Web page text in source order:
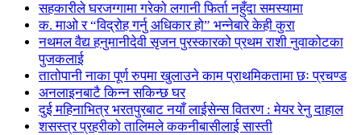
सहकारीले घरजग्गामा गरेको लगानी फिर्ता नहुँदा समस्यामा
क. माओ र “विद्रोह गर्नु अधिकार हो” भन्नेबारे केही कुरा
नथमल वैद्य हनुमानीदेवी सृजन पुरस्कारको प्रथम राशी नुवाकोटका
पुजकलाई
तातोपानी नाका पूर्ण रुपमा खुलाउने काम प्राथमिकतामा छः प्रचण्ड
अनलाइनबाटै किन्न सकिन्छ घर
दुई महिनाभित्र भरतपुरबाट नयाँ लाईसेन्स वितरण : मेयर रेनु दाहाल
शसस्त्र प्रहरीको तालिमले ककनीबासीलाई सास्ती